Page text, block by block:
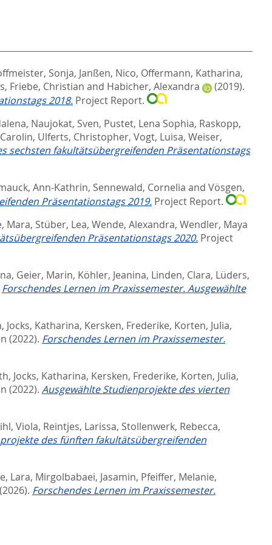
Sonja, Janßen, Nico, Offermann, Katharina,
, Friebe, Christian and Habicher, Alexandra
(2019).
2018. Project Report.
, Naujokat, Sven, Pustet, Lena Sophia, Raskopp,
, Ulferts, Christopher, Vogt, Luisa, Weiser,
sechsten fakultätsübergreifenden Präsentationstags
Ann-Kathrin, Sennewald, Cornelia and Vösgen,
Präsentationstags 2019. Project Report.
Mara, Stüber, Lea, Wende, Alexandra, Wendler, Maya
Präsentationstags 2020. Project
, Geier, Marin, Köhler, Jeanina, Linden, Clara, Lüders,
Forschendes Lernen im Praxissemester. Ausgewählte
, Jocks, Katharina, Kersken, Frederike, Korten, Julia,
(2022). Forschendes Lernen im Praxissemester.
, Jocks, Katharina, Kersken, Frederike, Korten, Julia,
(2022). Ausgewählte Studienprojekte des vierten
Viola, Reintjes, Larissa, Stollenwerk, Rebecca,
des fünften fakultätsübergreifenden
Lara, Mirgolbabaei, Jasamin, Pfeiffer, Melanie,
Forschendes Lernen im Praxissemester.